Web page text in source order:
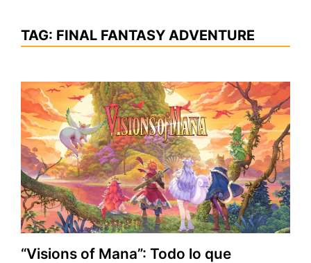
TAG: FINAL FANTASY ADVENTURE
“Visions of Mana”: Todo lo que